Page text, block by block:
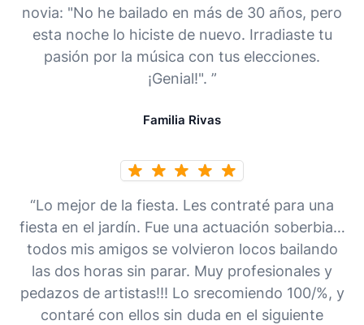
novia: "No he bailado en más de 30 años, pero
esta noche lo hiciste de nuevo. Irradiaste tu
pasión por la música con tus elecciones.
¡Genial!". ”
Familia Rivas
“Lo mejor de la fiesta. Les contraté para una
fiesta en el jardín. Fue una actuación soberbia…
todos mis amigos se volvieron locos bailando
las dos horas sin parar. Muy profesionales y
pedazos de artistas!!! Lo srecomiendo 100/%, y
contaré con ellos sin duda en el siguiente